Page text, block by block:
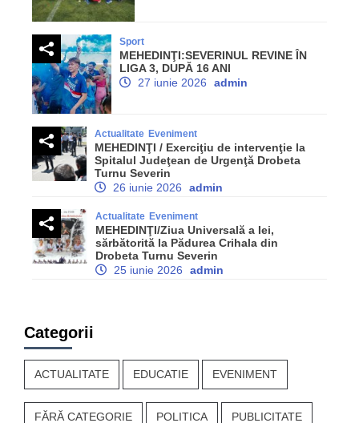
Sport
MEHEDINŢI:SEVERINUL REVINE ÎN
LIGA 3, DUPĂ 16 ANI
27 iunie 2026
admin
Actualitate Eveniment
MEHEDINŢI / Exerciţiu de intervenţie la
Spitalul Judeţean de Urgenţă Drobeta
Turnu Severin
26 iunie 2026
admin
Actualitate Eveniment
MEHEDINŢI/Ziua Universală a Iei,
sărbătorită la Pădurea Crihala din
Drobeta Turnu Severin
25 iunie 2026
admin
Categorii
ACTUALITATE EDUCATIE EVENIMENT
FĂRĂ CATEGORIE POLITICA PUBLICITATE